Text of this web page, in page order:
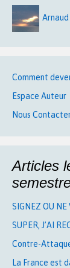
Comment
Espace Auteur
Nous
Articles
SIGNEZ OU NE
SUPER, J’AI
Contre-
La France est